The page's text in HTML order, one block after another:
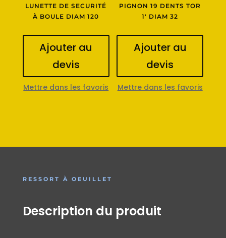
LUNETTE DE SECURITÉ
À BOULE DIAM 120
Ajouter au
devis
Mettre dans les favoris
PIGNON 19 DENTS TOR
1′ DIAM 32
Ajouter au
devis
Mettre dans les favoris
RESSORT À OEUILLET
Description du produit